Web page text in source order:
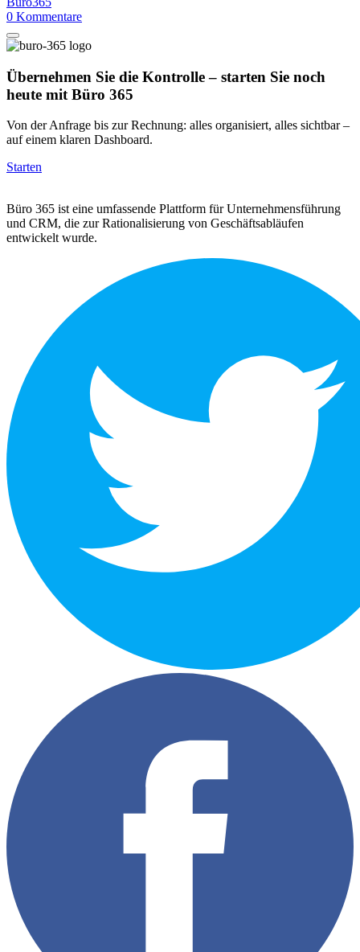
0 Kommentare
Übernehmen Sie die Kontrolle – starten Sie noch
heute mit Büro 365
Von der Anfrage bis zur Rechnung: alles organisiert, alles sichtbar –
auf einem klaren Dashboard.
Starten
Büro 365 ist eine umfassende Plattform für Unternehmensführung
und CRM, die zur Rationalisierung von Geschäftsabläufen
entwickelt wurde.